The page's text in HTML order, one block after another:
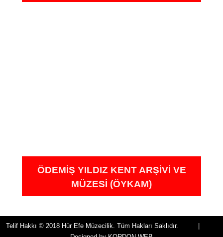
ÖDEMIŞ YILDIZ KENT ARŞIVI VE
MÜZESI (ÖYKAM)
Telif Hakkı © 2018 Hür Efe Müzecilik. Tüm Hakları Saklıdır. |